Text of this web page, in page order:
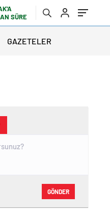
SÜRE
GAZETELER
GÖNDER